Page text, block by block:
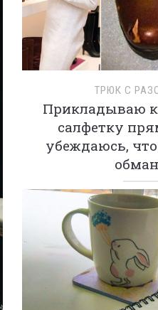
ТРЮК С
Прикладываю
салфетку
убеждаюсь,